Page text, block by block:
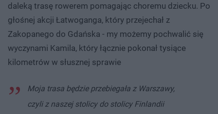
daleką trasę rowerem pomagając choremu dziecku. Po
głośnej akcji Łatwoganga, który przejechał z
Zakopanego do Gdańska - my możemy pochwalić się
wyczynami Kamila, który łącznie pokonał tysiące
kilometrów w słusznej sprawie
Moja trasa będzie przebiegała z Warszawy,
czyli z naszej stolicy do stolicy Finlandii